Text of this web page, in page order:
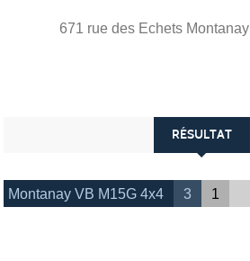
671 rue des Echets Montanay
RÉSULTAT
Montanay VB M15G 4x4 3 1